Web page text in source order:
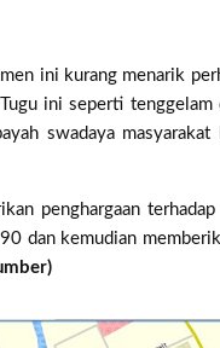
ini kurang menarik
ini seperti
swadaya
penghargaan
dan kemudian